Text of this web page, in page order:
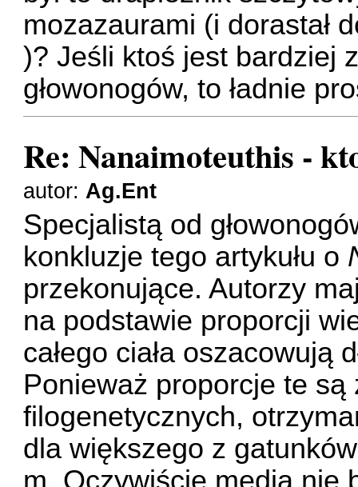
mozazaurami (i dorastał
)? Jeśli ktoś jest bardziej
głowonogów, to ładnie
Re: Nanaimoteuthis -
autor: Ag.Ent
Specjalistą od
konkluzje tego artykułu o
przekonujące. Autorzy
na podstawie proporcji
całego ciała oszacowują
Ponieważ proporcje te
filogenetycznych,
dla większego z